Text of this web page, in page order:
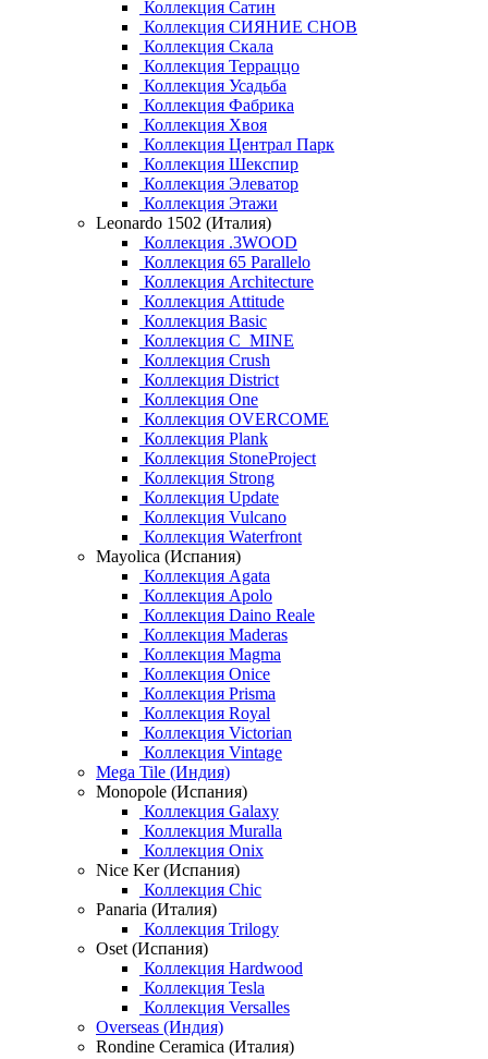
Коллекция Сатин
Коллекция СИЯНИЕ СНОВ
Коллекция Скала
Коллекция Терраццо
Коллекция Усадьба
Коллекция Фабрика
Коллекция Хвоя
Коллекция Централ Парк
Коллекция Шекспир
Коллекция Элеватор
Коллекция Этажи
Leonardo 1502 (Италия)
Коллекция .3WOOD
Коллекция 65 Parallelo
Коллекция Architecture
Коллекция Attitude
Коллекция Basic
Коллекция C_MINE
Коллекция Crush
Коллекция District
Коллекция One
Коллекция OVERCOME
Коллекция Plank
Коллекция StoneProject
Коллекция Strong
Коллекция Update
Коллекция Vulcano
Коллекция Waterfront
Mayolica (Испания)
Коллекция Agata
Коллекция Apolo
Коллекция Daino Reale
Коллекция Maderas
Коллекция Magma
Коллекция Onice
Коллекция Prisma
Коллекция Royal
Коллекция Victorian
Коллекция Vintage
Mega Tile (Индия)
Monopole (Испания)
Коллекция Galaxy
Коллекция Muralla
Коллекция Onix
Nice Ker (Испания)
Коллекция Chic
Panaria (Италия)
Коллекция Trilogy
Oset (Испания)
Коллекция Hardwood
Коллекция Tesla
Коллекция Versalles
Overseas (Индия)
Rondine Ceramica (Италия)